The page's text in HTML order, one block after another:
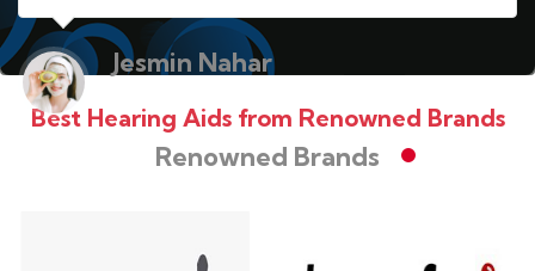
Jesmin Nahar
Best Hearing Aids from Renowned Brands
Renowned Brands